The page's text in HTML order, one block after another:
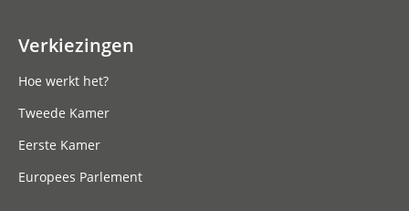
Verkiezingen
Hoe werkt het?
Tweede Kamer
Eerste Kamer
Europees Parlement